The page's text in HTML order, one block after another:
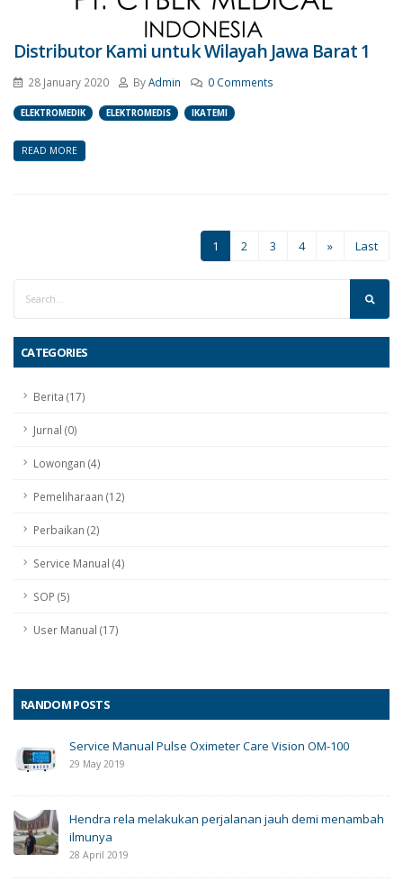
Distributor Kami untuk Wilayah Jawa Barat 1
28 January 2020 ByAdmin 0 Comments
ELEKTROMEDIK ELEKTROMEDIS IKATEMI
READ MORE
1 2 3 4 » Last
CATEGORIES
Berita (17)
Jurnal (0)
Lowongan (4)
Pemeliharaan (12)
Perbaikan (2)
Service Manual (4)
SOP (5)
User Manual (17)
RANDOM POSTS
Service Manual Pulse Oximeter Care Vision OM-100
29 May 2019
Hendra rela melakukan perjalanan jauh demi menambah
ilmunya
28 April 2019